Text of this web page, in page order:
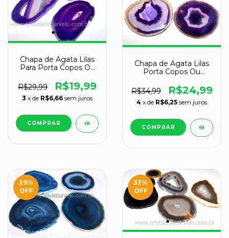
Chapa de Agata Lilas
Para Porta Copos Ou
Artesanato Tamanho
M Reff 147.5
R$29,99 R$19,99
3 x de R$6,66 sem juros
Chapa de Agata Lilas
Porta Copos Ou
R$34,99
R$24,99
4 x de R$6,25 sem juros
29%
OFF
33%
OFF